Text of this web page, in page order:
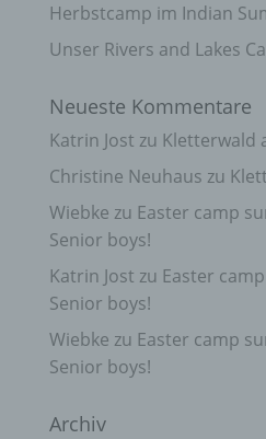
Herbstcamp im Indian
Unser Rivers and Lakes
Neueste Kommentare
Katrin Jost zu Kletterwald
Christine Neuhaus zu
Wiebke zu Easter camp
Senior boys!
Katrin Jost zu Easter
Senior boys!
Wiebke zu Easter camp
Senior boys!
Archiv